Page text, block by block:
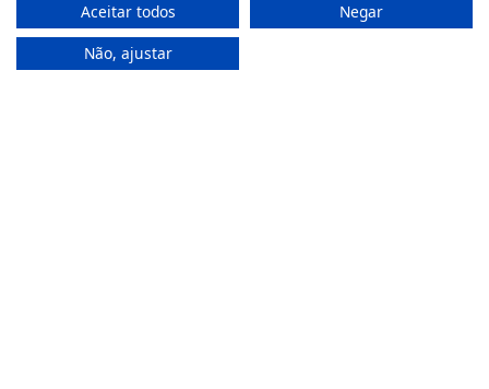
(+351) 22 200 35 45
(Chamada para rede fixa nacional)
Aceitar todos
Negar
Não, ajustar